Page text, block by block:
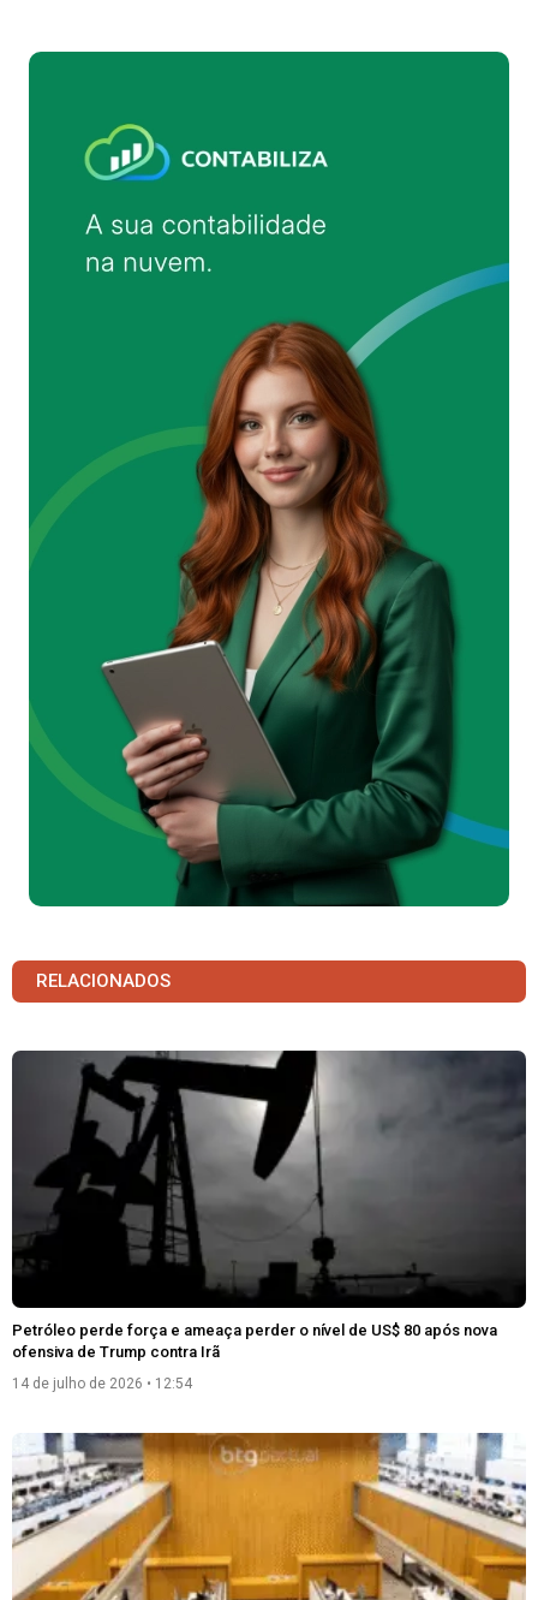
RELACIONADOS
Petróleo perde força e ameaça perder o nível de US$ 80 após nova
ofensiva de Trump contra Irã
14 de julho de 2026 12:54